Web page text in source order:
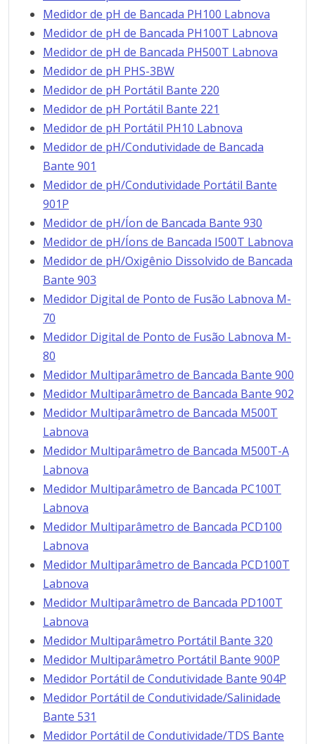
Medidor de pH de Bancada PH100 Labnova
Medidor de pH de Bancada PH100T Labnova
Medidor de pH de Bancada PH500T Labnova
Medidor de pH PHS-3BW
Medidor de pH Portátil Bante 220
Medidor de pH Portátil Bante 221
Medidor de pH Portátil PH10 Labnova
Medidor de pH/Condutividade de Bancada
Bante 901
Medidor de pH/Condutividade Portátil Bante
901P
Medidor de pH/Íon de Bancada Bante 930
Medidor de pH/Íons de Bancada I500T Labnova
Medidor de pH/Oxigênio Dissolvido de Bancada
Bante 903
Medidor Digital de Ponto de Fusão Labnova M-
70
Medidor Digital de Ponto de Fusão Labnova M-
80
Medidor Multiparâmetro de Bancada Bante 900
Medidor Multiparâmetro de Bancada Bante 902
Medidor Multiparâmetro de Bancada M500T
Labnova
Medidor Multiparâmetro de Bancada M500T-A
Labnova
Medidor Multiparâmetro de Bancada PC100T
Labnova
Medidor Multiparâmetro de Bancada PCD100
Labnova
Medidor Multiparâmetro de Bancada PCD100T
Labnova
Medidor Multiparâmetro de Bancada PD100T
Labnova
Medidor Multiparâmetro Portátil Bante 320
Medidor Multiparâmetro Portátil Bante 900P
Medidor Portátil de Condutividade Bante 904P
Medidor Portátil de Condutividade/Salinidade
Bante 531
Medidor Portátil de Condutividade/TDS Bante